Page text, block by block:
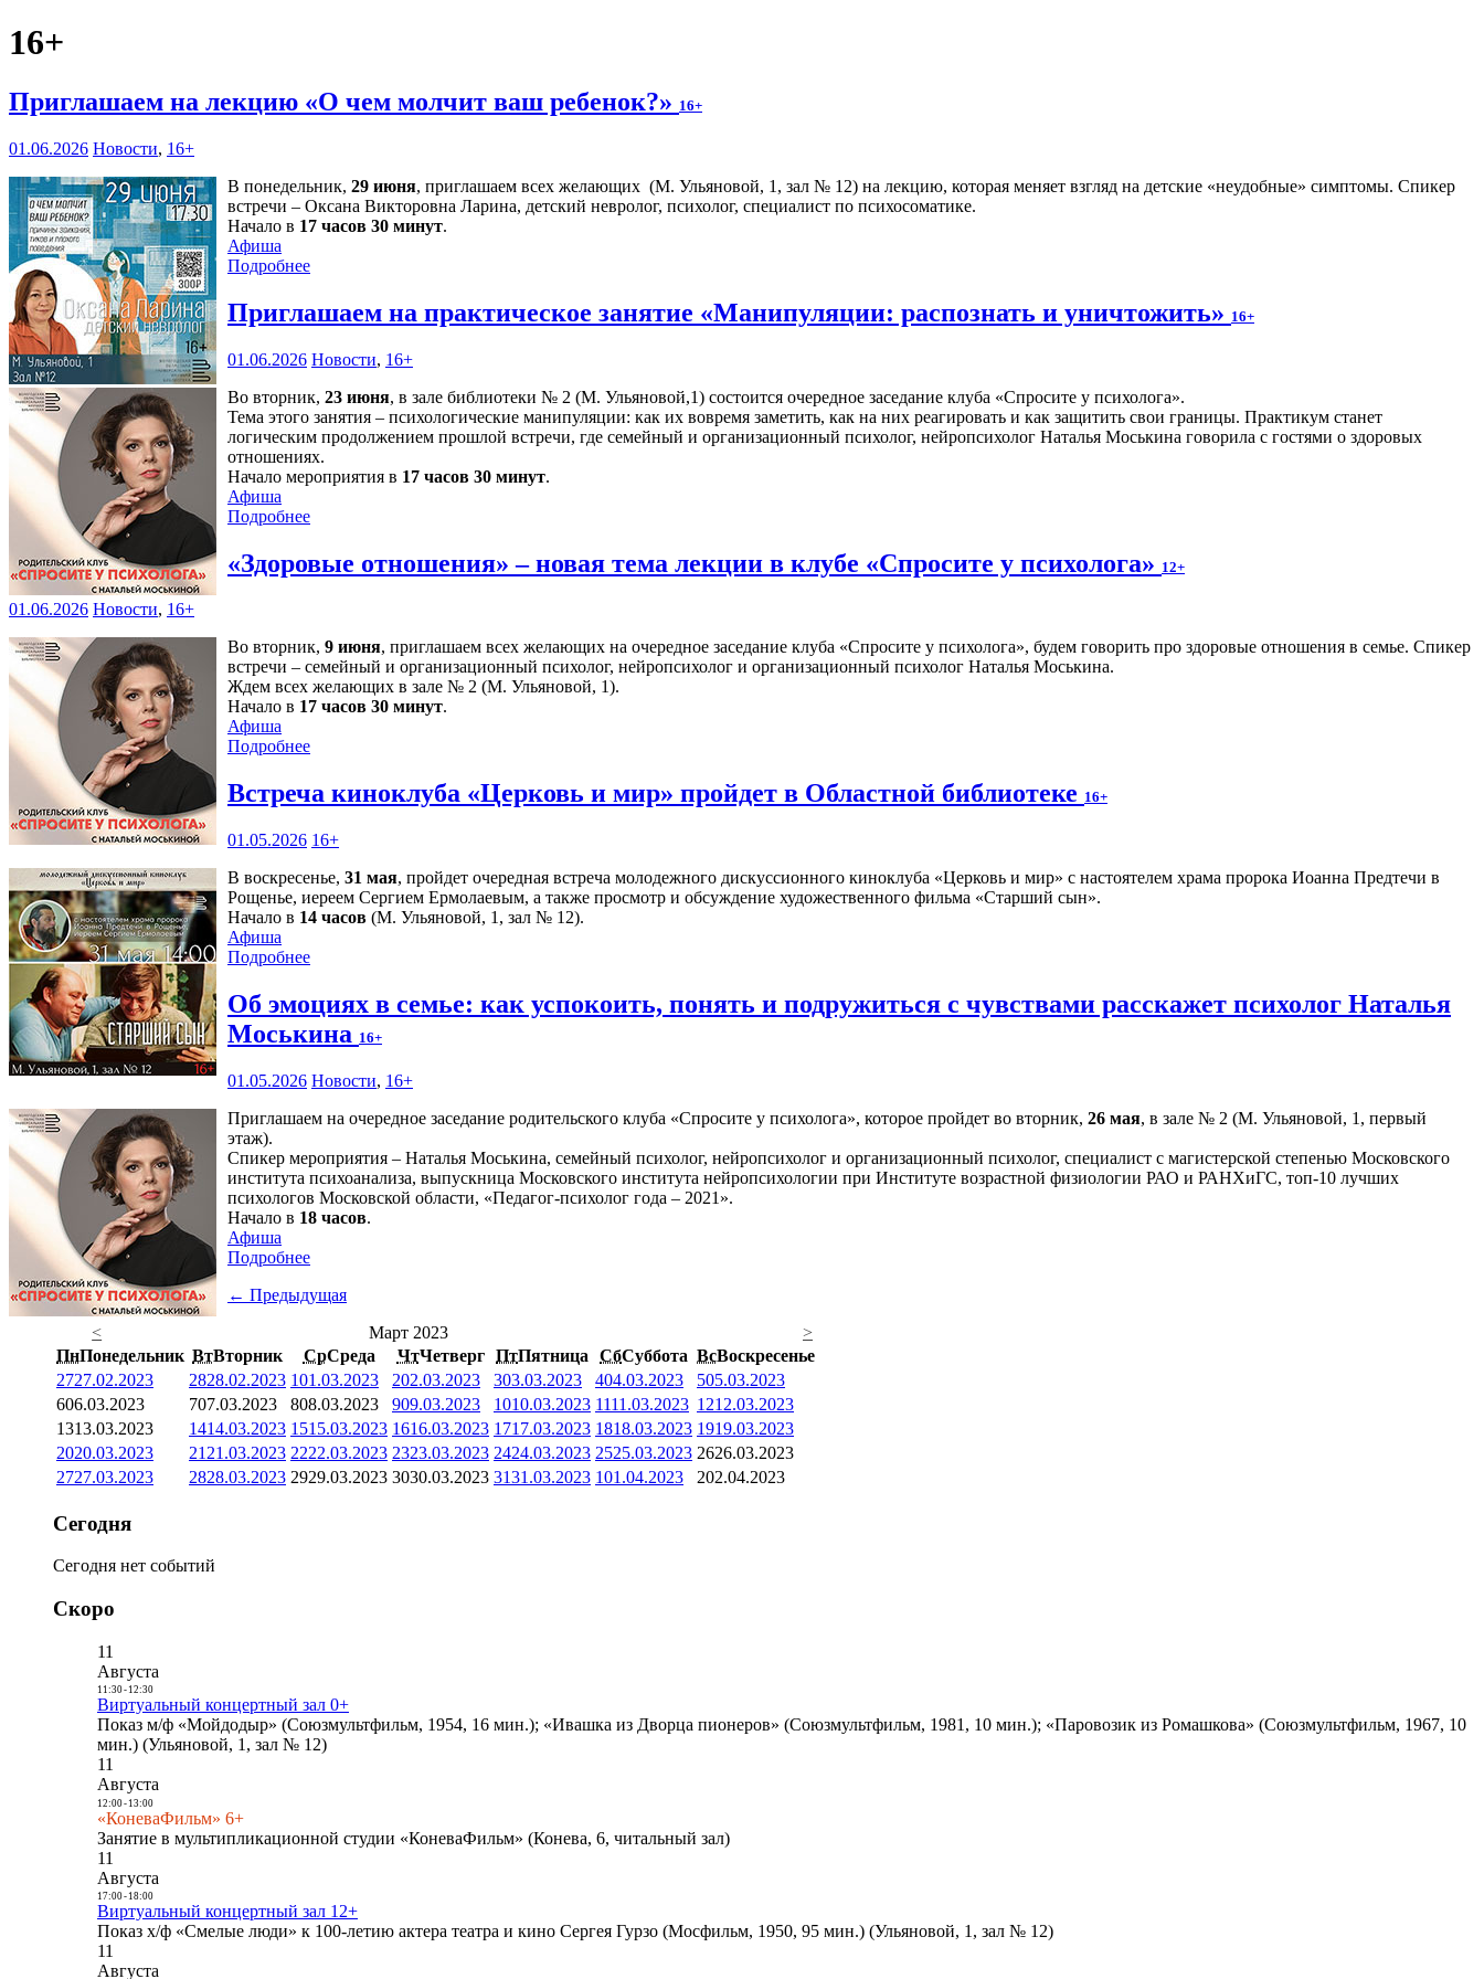
16+
Приглашаем на лекцию «О чем молчит ваш ребенок?» 16+
01.06.2026 Новости, 16+
В понедельник, 29 июня, приглашаем всех желающих (М. Ульяновой, 1, зал № 12) на лекцию, которая меняет взгляд на детские «неудобные» симптомы. Спикер
встречи – Оксана Викторовна Ларина, детский невролог, психолог, специалист по психосоматике.
Начало в 17 часов 30 минут.
Афиша
Подробнее
Приглашаем на практическое занятие «Манипуляции: распознать и уничтожить» 16+
01.06.2026 Новости, 16+
Во вторник, 23 июня, в зале библиотеки № 2 (М. Ульяновой,1) состоится очередное заседание клуба «Спросите у психолога».
Тема этого занятия – психологические манипуляции: как их вовремя заметить, как на них реагировать и как защитить свои границы. Практикум станет
логическим продолжением прошлой встречи, где семейный и организационный психолог, нейропсихолог Наталья Моськина говорила с гостями о здоровых
отношениях.
Начало мероприятия в 17 часов 30 минут.
Афиша
Подробнее
«Здоровые отношения» – новая тема лекции в клубе «Спросите у психолога» 12+
01.06.2026 Новости, 16+
Во вторник, 9 июня, приглашаем всех желающих на очередное заседание клуба «Спросите у психолога», будем говорить про здоровые отношения в семье. Спикер
встречи – семейный и организационный психолог, нейропсихолог и организационный психолог Наталья Моськина.
Ждем всех желающих в зале № 2 (М. Ульяновой, 1).
Начало в 17 часов 30 минут.
Афиша
Подробнее
Встреча киноклуба «Церковь и мир» пройдет в Областной библиотеке 16+
01.05.2026 16+
В воскресенье, 31 мая, пройдет очередная встреча молодежного дискуссионного киноклуба «Церковь и мир» с настоятелем храма пророка Иоанна Предтечи в
Рощенье, иереем Сергием Ермолаевым, а также просмотр и обсуждение художественного фильма «Старший сын».
Начало в 14 часов (М. Ульяновой, 1, зал № 12).
Афиша
Подробнее
Об эмоциях в семье: как успокоить, понять и подружиться с чувствами расскажет психолог Наталья
Моськина 16+
01.05.2026 Новости, 16+
Приглашаем на очередное заседание родительского клуба «Спросите у психолога», которое пройдет во вторник, 26 мая, в зале № 2 (М. Ульяновой, 1, первый
этаж).
Спикер мероприятия – Наталья Моськина, семейный психолог, нейропсихолог и организационный психолог, специалист с магистерской степенью Московского
института психоанализа, выпускница Московского института нейропсихологии при Институте возрастной физиологии РАО и РАНХиГС, топ-10 лучших
психологов Московской области, «Педагог-психолог года – 2021».
Начало в 18 часов.
Афиша
Подробнее
← Предыдущая
<
Март 2023
>
ПнПонедельник ВтВторник СрСреда ЧтЧетверг ПтПятница СбСуббота ВсВоскресенье
2727.02.2023 2828.02.2023 101.03.2023 202.03.2023 303.03.2023 404.03.2023 505.03.2023
606.03.2023 707.03.2023 808.03.2023 909.03.2023 1010.03.2023 1111.03.2023 1212.03.2023
1313.03.2023 1414.03.2023 1515.03.2023 1616.03.2023 1717.03.2023 1818.03.2023 1919.03.2023
2020.03.2023 21 21.03.2023 2222.03.2023 2323.03.2023 2424.03.2023 2525.03.2023 2626.03.2023
2727.03.2023 2828.03.2023 2929.03.2023 3030.03.2023 3131.03.2023 101.04.2023 202.04.2023
Сегодня
Сегодня нет событий
Скоро
11
Августа
11:30- 12:30
Виртуальный концертный зал 0+
Показ м/ф «Мойдодыр» (Союзмультфильм, 1954, 16 мин.); «Ивашка из Дворца пионеров» (Союзмультфильм, 1981, 10 мин.); «Паровозик из Ромашкова» (Союзмультфильм, 1967, 10
мин.) (Ульяновой, 1, зал № 12)
11
Августа
12:00- 13:00
«КоневаФильм» 6+
Занятие в мультипликационной студии «КоневаФильм» (Конева, 6, читальный зал)
11
Августа
17:00- 18:00
Виртуальный концертный зал 12+
Показ х/ф «Смелые люди» к 100-летию актера театра и кино Сергея Гурзо (Мосфильм, 1950, 95 мин.) (Ульяновой, 1, зал № 12)
11
Августа